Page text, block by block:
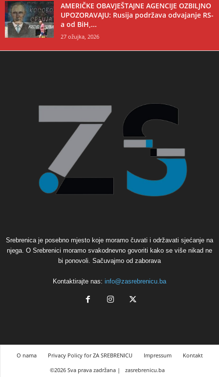
AMERIČKE OBAVJEŠTAJNE AGENCIJE OZBILJNO
UPOZORAVAJU: Rusija podržava odvajanje RS-
a od BiH,...
27 ožujka, 2026
Srebrenica je posebno mjesto koje moramo čuvati i održavati sjećanje na
njega. O Srebrenici moramo svakodnevno govoriti kako se više nikad ne
bi ponovoli. Sačuvajmo od zaborava
Kontaktirajte nas: info@zasrebrenicu.ba
O nama Privacy Policy for ZA SREBRENICU Impressum
Kontakt
©2026 Sva prava zadržana |
zasrebrenicu.ba